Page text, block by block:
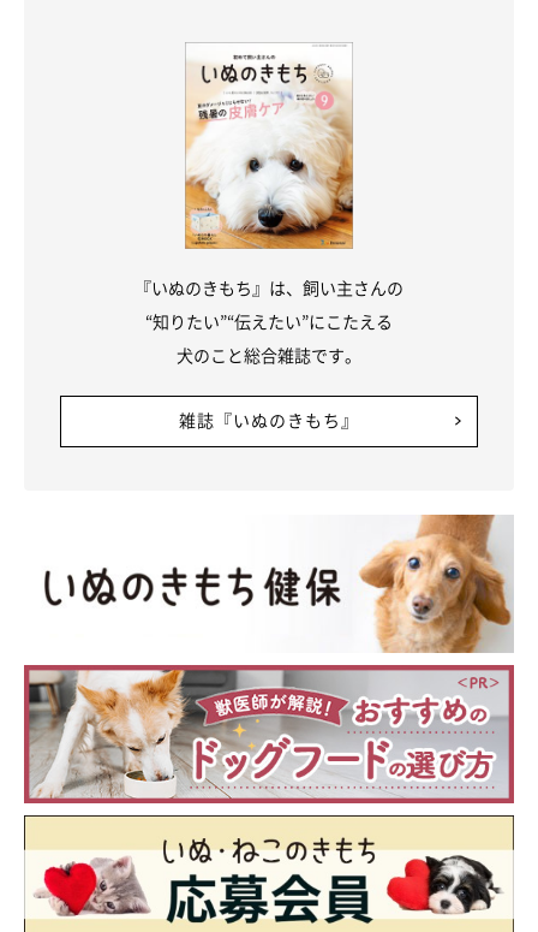
小型犬 中型犬
大型犬
〇 ※1 〇 ※1
〇 ※1
× ×
×
× ×
×
レストラン・食事処
× × ×
足洗い場｜なし
ドッグシャワー｜なし
ドッグラン｜あり（ヴィラ「星降る丘」のみ）
愛犬が入れる温泉｜なし
ドッグ用メニュー｜なし
「ペット同伴宿泊規約同意書」に必要事項を記入のうえ、
『いぬのきもち』は、飼い主さんの
“知りたい”“伝えたい”にこたえる
犬のこと総合雑誌です。
雑誌『いぬのきもち』